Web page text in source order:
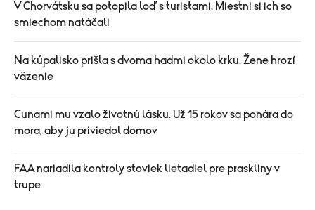
V Chorvátsku sa potopila loď s turistami. Miestni si ich so
smiechom natáčali
Na kúpalisko prišla s dvoma hadmi okolo krku. Žene hrozí
väzenie
Cunami mu vzalo životnú lásku. Už 15 rokov sa ponára do
mora, aby ju priviedol domov
FAA nariadila kontroly stoviek lietadiel pre praskliny v
trupe